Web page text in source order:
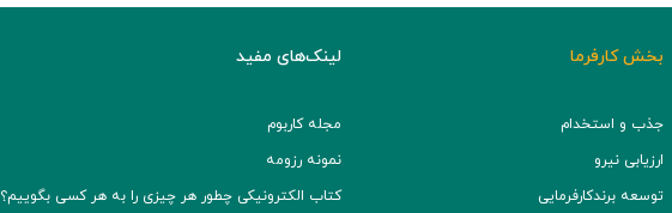
بخش کارفرما
جذب و استخدام
ارزیابی نیرو
توسعه برند‌کارفرمایی
لینک‌های مفید
مجله کاربوم
نمونه رزومه
کتاب الکترونیکی چطور هر چیزی را به هر کسی بگوییم؟